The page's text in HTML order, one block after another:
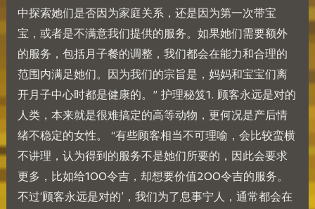
中探索她们是否因为家庭关系，还是因为第一次带宝
宝，或者是不满意我们提供的服务。如果她们需要额外
的服务，包括月子餐的调整，我们都会在能力和合理的
范围内满足她们。因为我们的宗旨是，妈妈和宝宝们离
开月子中心时都是健康的。” 护理秘笈1. 顾客永远是对的
人类，本来就是很难搞定的高等动物，更何况是产后情
绪不稳定的女性。 “有些顾客相当不可理喻，会比较蛮横
不讲理，认为得到的服务不是她们所要的，因此会要求
更多，比如给100令吉，却想要价值200令吉的服务。
不过‘顾客永远是对的’，我们为了息事宁人，通常都会在